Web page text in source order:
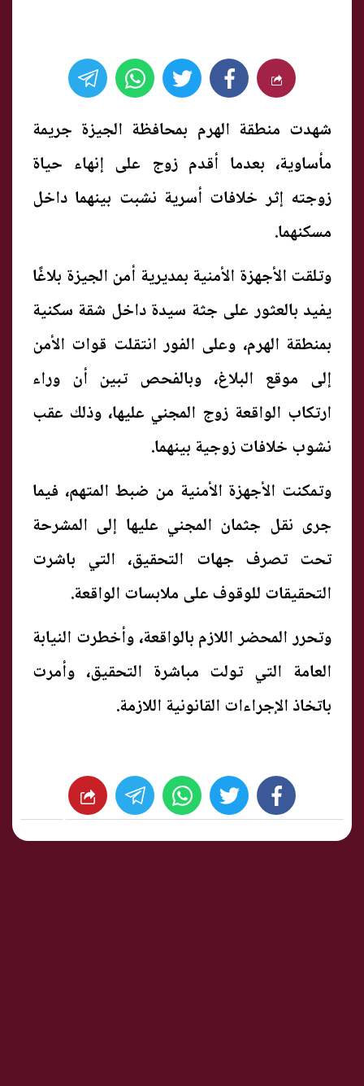
شهدت منطقة الهرم بمحافظة الجيزة جريمة
مأساوية، بعدما أقدم زوج على إنهاء حياة
زوجته إثر خلافات أسرية نشبت بينهما داخل
مسكنهما.
وتلقت الأجهزة الأمنية بمديرية أمن الجيزة بلاغًا
يفيد بالعثور على جثة سيدة داخل شقة سكنية
بمنطقة الهرم، وعلى الفور انتقلت قوات الأمن
إلى موقع البلاغ، وبالفحص تبين أن وراء
ارتكاب الواقعة زوج المجني عليها، وذلك عقب
نشوب خلافات زوجية بينهما.
وتمكنت الأجهزة الأمنية من ضبط المتهم، فيما
جرى نقل جثمان المجني عليها إلى المشرحة
تحت تصرف جهات التحقيق، التي باشرت
التحقيقات للوقوف على ملابسات الواقعة.
وتحرر المحضر اللازم بالواقعة، وأخطرت النيابة
العامة التي تولت مباشرة التحقيق، وأمرت
باتخاذ الإجراءات القانونية اللازمة.
facebook
twitter
whats شارك